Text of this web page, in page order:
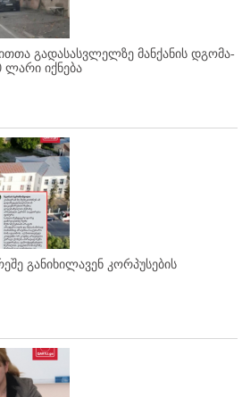
გადასასვლელზე მანქანის დგომა-
ლარი იქნება
განიხილავენ კორპუსების